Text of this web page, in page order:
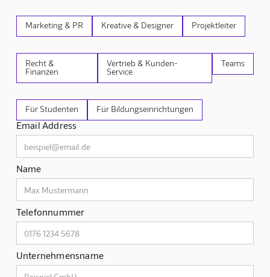
Marketing & PR Kreative & Designer Projektleiter
Recht &
Finanzen
Vertrieb & Kunden-
Service
Teams
Für Studenten Für Bildungseinrichtungen
Email Address
Name
Telefonnummer
Unternehmensname